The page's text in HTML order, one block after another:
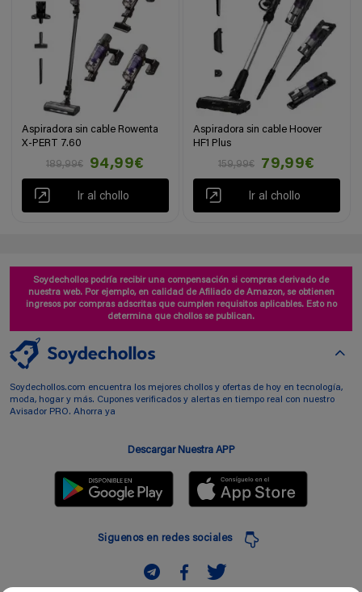
Aspiradora sin cable Rowenta
X-PERT 7.60
189,99€
94,99€
Ir al chollo
Aspiradora sin cable Hoover
HF1 Plus
159,99€
79,99€
Ir al chollo
Soydechollos podría recibir una compensación si compras derivado de
nuestra web. Por ejemplo, en calidad de Afiliado de Amazon, se obtienen
ingresos por compras adscritas que cumplen requisitos aplicables. Esto no
determina que chollos se publican.
Soydechollos.com encuentra los mejores chollos y ofertas de hoy en tecnología,
moda, hogar y más. Cupones verificados y alertas en tiempo real con nuestro
Avisador PRO. Ahorra ya
Descargar Nuestra APP
Siguenos en redes sociales